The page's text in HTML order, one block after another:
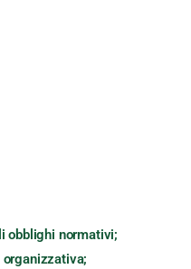
obblighi normativi;